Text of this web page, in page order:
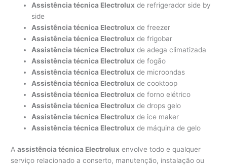
Assistência técnica Electrolux de refrigerador side by
side
Assistência técnica Electrolux de freezer
Assistência técnica Electrolux de frigobar
Assistência técnica Electrolux de adega climatizada
Assistência técnica Electrolux de fogão
Assistência técnica Electrolux de microondas
Assistência técnica Electrolux de cooktoop
Assistência técnica Electrolux de forno elétrico
Assistência técnica Electrolux de drops gelo
Assistência técnica Electrolux de ice maker
Assistência técnica Electrolux de máquina de gelo
Aassistência técnica Electrolux envolve todo e qualquer
serviço relacionado a conserto, manutenção, instalação ou